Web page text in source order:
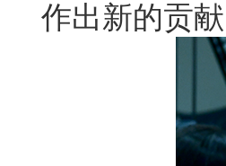
作出新的贡献